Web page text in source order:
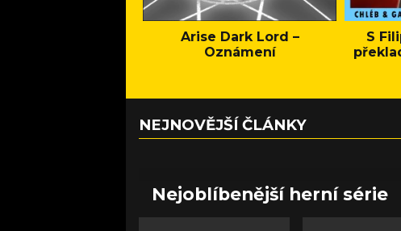
Arise Dark Lord –
Oznámení
S
NEJNOVĚJŠÍ ČLÁNKY
Nejoblíbenější herní série